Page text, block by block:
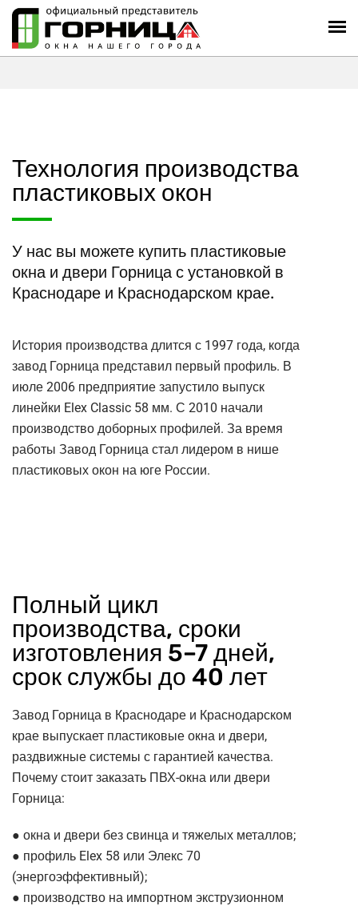
Технология производства
пластиковых окон
У нас вы можете купить пластиковые
окна и двери Горница с установкой в
Краснодаре и Краснодарском крае.
История производства длится с 1997 года, когда
завод Горница представил первый профиль. В
июле 2006 предприятие запустило выпуск
линейки Elex Classic 58 мм. С 2010 начали
производство доборных профилей. За время
работы Завод Горница стал лидером в нише
пластиковых окон на юге России.
Полный цикл
производства, сроки
изготовления 5–7 дней,
срок службы до 40 лет
Завод Горница в Краснодаре и Краснодарском
крае выпускает пластиковые окна и двери,
раздвижные системы с гарантией качества.
Почему стоит заказать ПВХ-окна или двери
Горница:
● окна и двери без свинца и тяжелых металлов;
● профиль Elex 58 или Элекс 70
(энергоэффективный);
● производство на импортном экструзионном